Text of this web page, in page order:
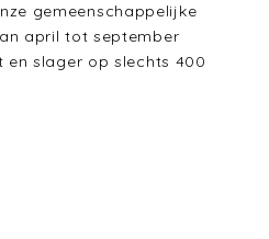
gemeenschappelijke
april tot september
en slager op slechts 400